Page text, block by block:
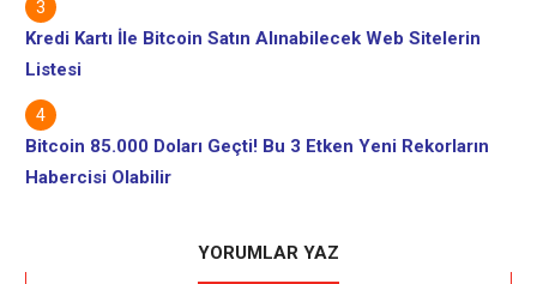
Kredi Kartı İle Bitcoin Satın Alınabilecek Web Sitelerin
Listesi
Bitcoin 85.000 Doları Geçti! Bu 3 Etken Yeni Rekorların
Habercisi Olabilir
YORUMLAR YAZ